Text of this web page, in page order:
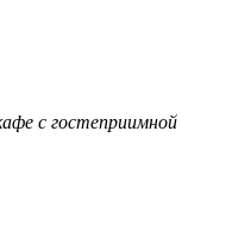
с гостеприимной